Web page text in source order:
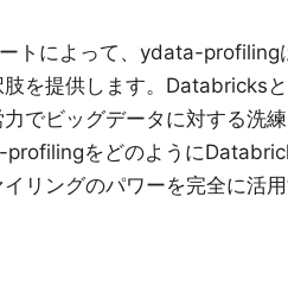
トによって、ydata-profiling
を提供します。Databricks
でビッグデータに対する洗
をどのように
リングのパワーを完全に活